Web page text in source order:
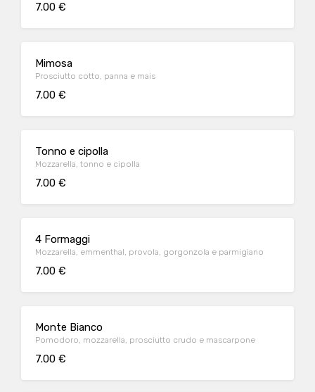
7.00 €
Mimosa
Prosciutto cotto, panna e mais
7.00 €
Tonno e cipolla
Mozzarella, tonno e cipolla
7.00 €
4 Formaggi
Mozzarella, emmenthal, provola, gorgonzola e parmigiano
7.00 €
Monte Bianco
Pomodoro, mozzarella, prosciutto crudo e mascarpone
7.00 €